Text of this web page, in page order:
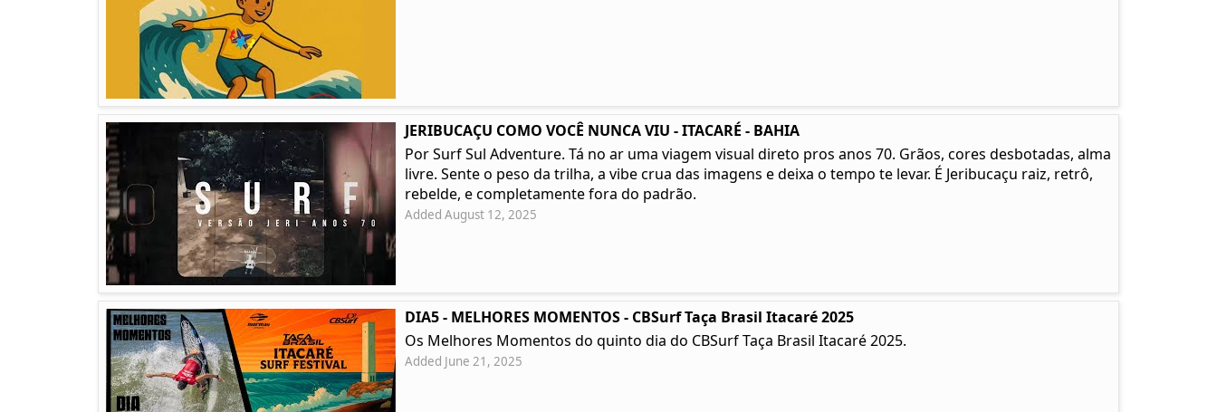
JERIBUCAÇU COMO VOCÊ NUNCA VIU - ITACARÉ - BAHIA
Por Surf Sul Adventure. Tá no ar uma viagem visual direto pros anos 70. Grãos, cores desbotadas, alma
livre. Sente o peso da trilha, a vibe crua das imagens e deixa o tempo te levar. É Jeribucaçu raiz, retrô,
rebelde, e completamente fora do padrão.
Added August 12, 2025
DIA5 - MELHORES MOMENTOS - CBSurf Taça Brasil Itacaré 2025
Os Melhores Momentos do quinto dia do CBSurf Taça Brasil Itacaré 2025.
Added June 21, 2025